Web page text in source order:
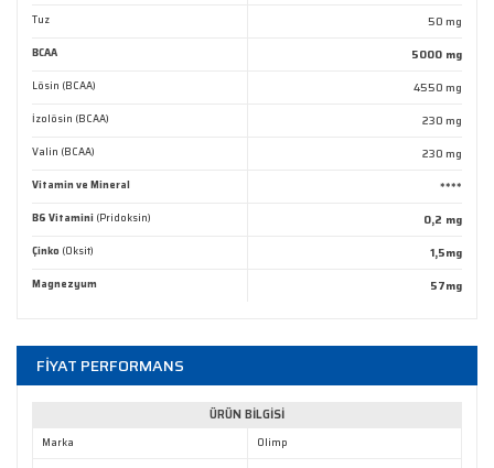
Tuz 50 mg
BCAA 5000 mg
Lösin (BCAA) 4550 mg
İzolösin (BCAA) 230 mg
Valin (BCAA) 230 mg
Vitamin ve Mineral ****
B6 Vitamini (Pridoksin) 0,2 mg
Çinko (Oksit) 1,5mg
Magnezyum 57mg
FİYAT PERFORMANS
ÜRÜN BİLGİSİ
Marka
Olimp